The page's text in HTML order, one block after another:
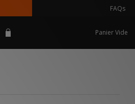
FAQs
Panier Vide